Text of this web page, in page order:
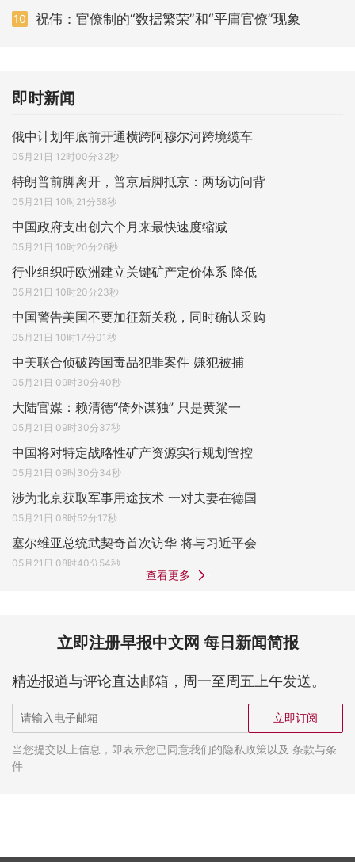
10 祝伟：官僚制的“数据繁荣”和“平庸官僚”现象
即时新闻
俄中计划年底前开通横跨阿穆尔河跨境缆车
05月21日 12时00分32秒
特朗普前脚离开，普京后脚抵京：两场访问背
05月21日 10时21分58秒
中国政府支出创六个月来最快速度缩减
05月21日 10时20分26秒
行业组织吁欧洲建立关键矿产定价体系 降低
05月21日 10时20分23秒
中国警告美国不要加征新关税，同时确认采购
05月21日 10时17分01秒
中美联合侦破跨国毒品犯罪案件 嫌犯被捕
05月21日 09时30分40秒
大陆官媒：赖清德“倚外谋独” 只是黄粱一
05月21日 09时30分37秒
中国将对特定战略性矿产资源实行规划管控
05月21日 09时30分34秒
涉为北京获取军事用途技术 一对夫妻在德国
05月21日 08时52分17秒
塞尔维亚总统武契奇首次访华 将与习近平会
05月21日 08时40分54秒
查看更多
立即注册早报中文网 每日新闻简报
精选报道与评论直达邮箱，周一至周五上午发送。
立即订阅
当您提交以上信息，即表示您已同意我们的隐私政策以及 条款与条
件